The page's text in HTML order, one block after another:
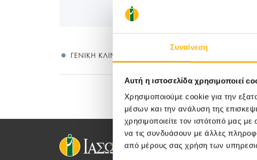
Συναίνεση
Αυτή η ιστοσελίδα χρησιμοποιεί
Χρησιμοποιούμε cookie για την
μέσων και την ανάλυση της
χρησιμοποιείτε τον ιστότοπό μας
να τις συνδυάσουν με άλλες
από μέρους σας χρήση των
ΓΕΝΙΚΉ ΚΛΙΝΙΚΉ ΜΑΙΕΥΤΙΚΉ - ΓΥΝΑΙΚΟΛΟΓΙΚΉ